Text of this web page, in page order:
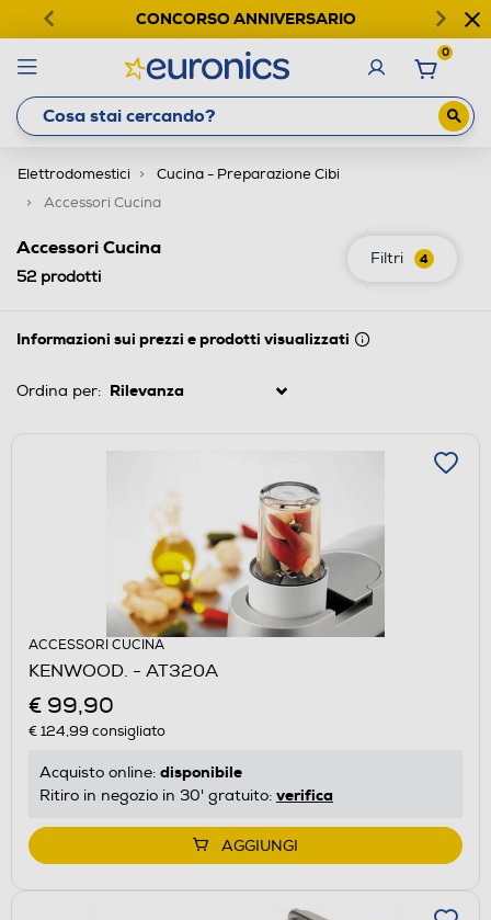
CONCORSO ANNIVERSARIO
0
Elettrodomestici
Cucina - Preparazione Cibi
Accessori Cucina
Filtri 4
Accessori Cucina
52prodotti
Informazioni sui prezzi e prodotti visualizzati
Ordina per:
ACCESSORI CUCINA
KENWOOD. - AT320A
€ 99,90
€ 124,99 consigliato
Acquisto online: disponibile
Ritiro in negozio in 30' gratuito: verifica
AGGIUNGI